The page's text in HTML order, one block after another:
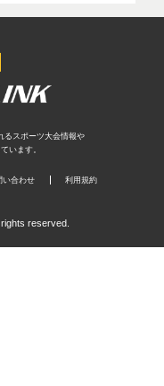
るスポーツ大会情報や
います。
い合わせ 利用規約
reserved.